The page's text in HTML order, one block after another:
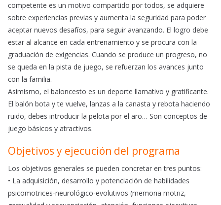
competente es un motivo compartido por todos, se adquiere
sobre experiencias previas y aumenta la seguridad para poder
aceptar nuevos desafíos, para seguir avanzando. El logro debe
estar al alcance en cada entrenamiento y se procura con la
graduación de exigencias. Cuando se produce un progreso, no
se queda en la pista de juego, se refuerzan los avances junto
con la familia.
Asimismo, el baloncesto es un deporte llamativo y gratificante.
El balón bota y te vuelve, lanzas a la canasta y rebota haciendo
ruido, debes introducir la pelota por el aro… Son conceptos de
juego básicos y atractivos.
Objetivos y ejecución del programa
Los objetivos generales se pueden concretar en tres puntos:
• La adquisición, desarrollo y potenciación de habilidades
psicomotrices-neurológico-evolutivos (memoria motriz,